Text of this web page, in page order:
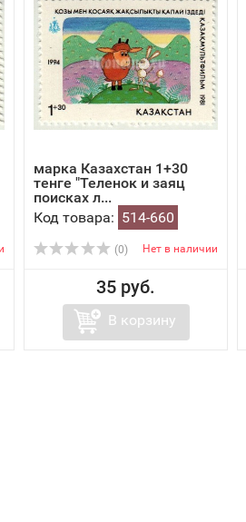
марка Казахстан 1+30
тенге "Теленок и заяц
поисках л...
Код товара: 514-660
(0) Нет в наличии
35 руб.
В корзину